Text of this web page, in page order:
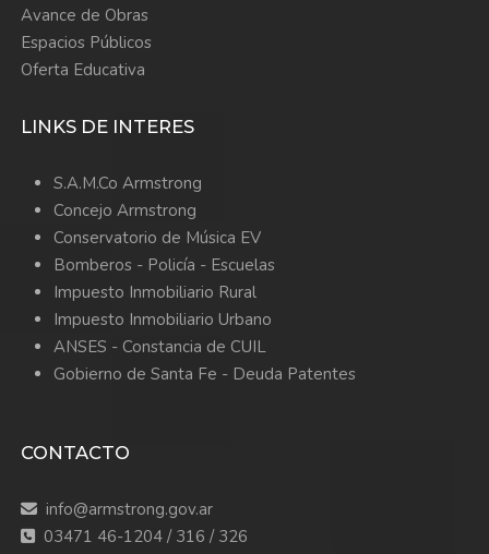
Avance de Obras
Espacios Públicos
Oferta Educativa
LINKS DE INTERES
S.A.M.Co Armstrong
Concejo Armstrong
Conservatorio de Música EV
Bomberos - Policía - Escuelas
Impuesto Inmobiliario Rural
Impuesto Inmobiliario Urbano
ANSES - Constancia de CUIL
Gobierno de Santa Fe - Deuda Patentes
CONTACTO
info@armstrong.gov.ar
03471 46-1204 / 316 / 326